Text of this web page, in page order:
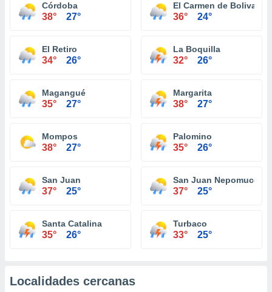
Córdoba
38° 27°
El Carmen de Bolivar
36° 24°
El Retiro
34° 26°
La Boquilla
32° 26°
Magangué
35° 27°
Margarita
38° 27°
Mompos
38° 27°
Palomino
35° 26°
San Juan
37° 25°
San Juan Nepomuceno
37° 25°
Santa Catalina
35° 26°
Turbaco
33° 25°
Localidades cercanas